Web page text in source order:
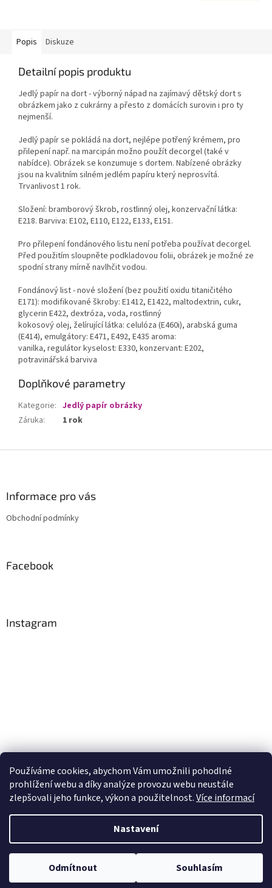
Používáme cookies, abychom Vám umožnili pohodlné
prohlížení webu a díky analýze provozu webu neustále
zlepšovali jeho funkce, výkon a použitelnost.Více informací
Nastavení
Odmítnout Souhlasím
Popis Diskuze
Detailní popis produktu
Jedlý papír na dort - výborný nápad na zajímavý dětský dort s
obrázkem jako z cukrárny a přesto z domácích surovin i pro ty
nejmenší.
Jedlý papír se pokládá na dort, nejlépe potřený krémem, pro
přilepení např. na marcipán možno použít decorgel (také v
nabídce). Obrázek se konzumuje s dortem. Nabízené obrázky
jsou na kvalitním silném jedlém papíru který neprosvítá.
Trvanlivost 1 rok.
Složení: bramborový škrob, rostlinný olej, konzervační látka:
E218. Barviva: E102, E110, E122, E133, E151.
Pro přilepení fondánového listu není potřeba používat decorgel.
Před použitím sloupněte podkladovou folii, obrázek je možné ze
spodní strany mírně navlhčit vodou.
Fondánový list - nové složení (bez použití oxidu titaničitého
E171): modifikované škroby: E1412, E1422, maltodextrin, cukr,
glycerin E422, dextróza, voda, rostlinný
kokosový olej, želírující látka: celulóza (E460i), arabská guma
(E414), emulgátory: E471, E492, E435 aroma:
vanilka, regulátor kyselost: E330, konzervant: E202,
potravinářská barviva
Doplňkové parametry
Kategorie: Jedlý papír obrázky
Záruka: 1 rok
Informace pro vás
Obchodní podmínky
Facebook
Instagram
Sledovat na Instagramu
Copyright 2026Obchůdek Eninka - jedlý papír prodej a tisk.
Všechna práva vyhrazena.